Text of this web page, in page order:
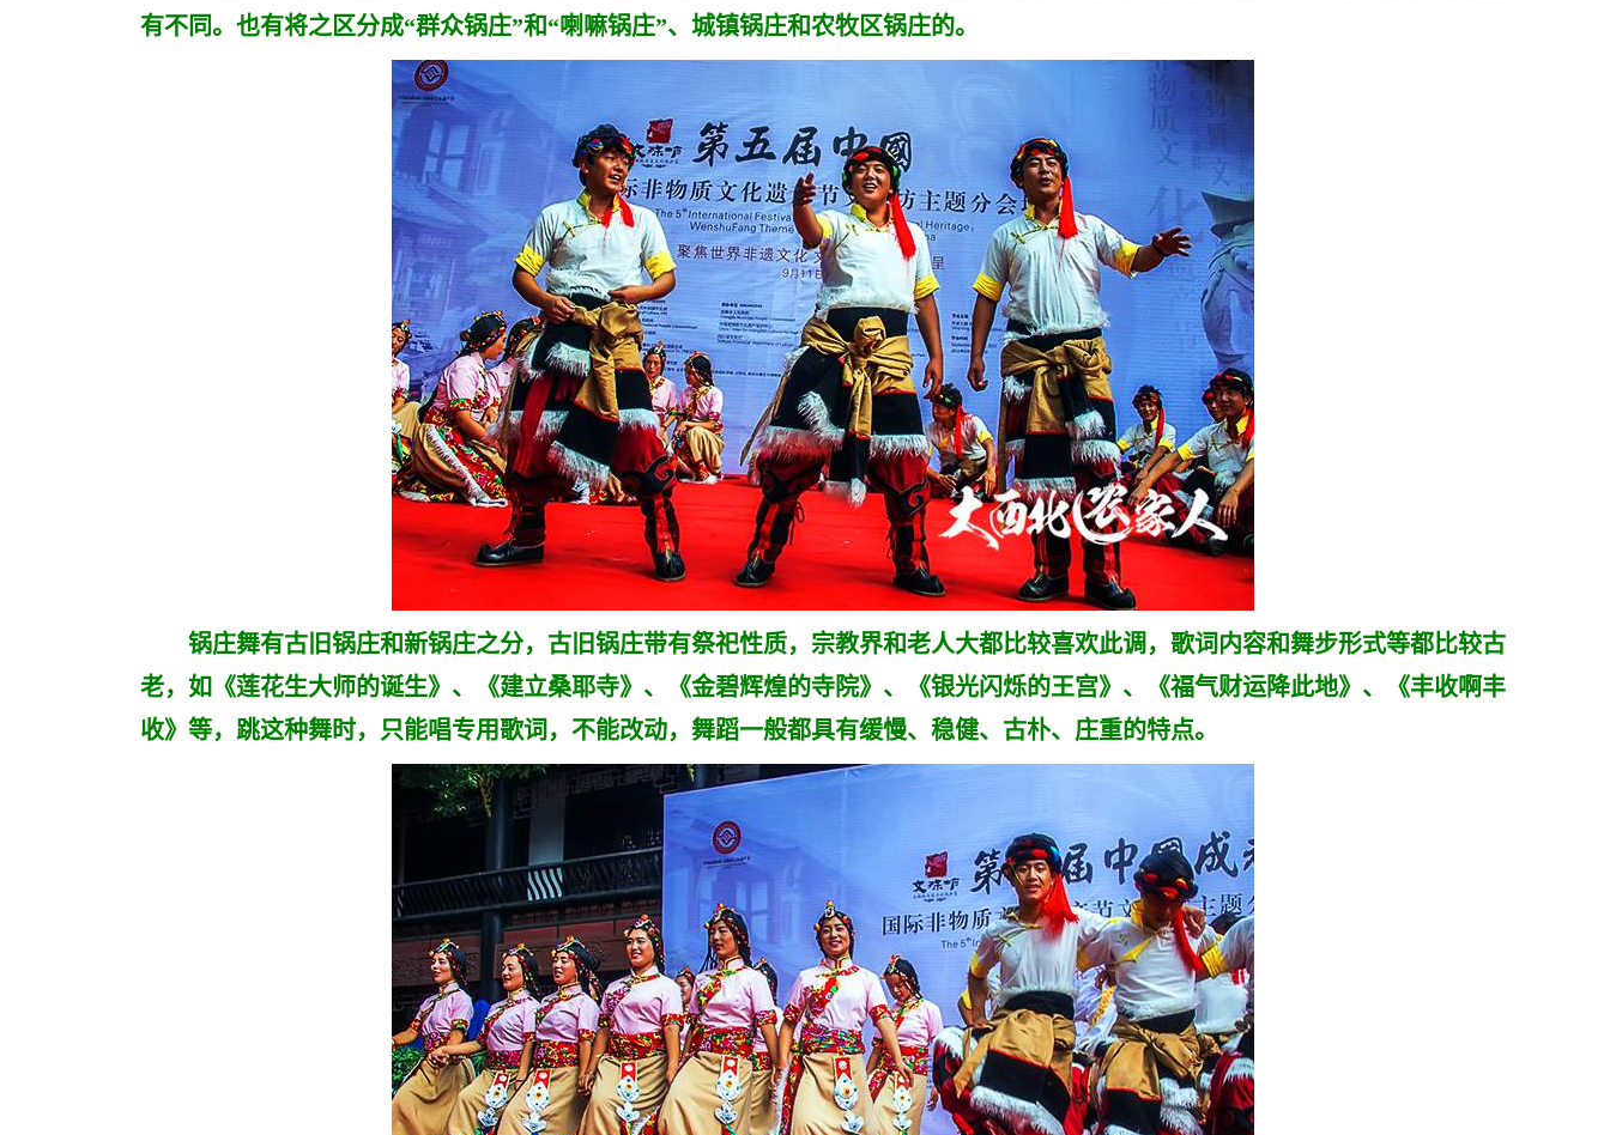
有不同。也有将之区分成“群众锅庄”和“喇嘛锅庄”、城镇锅庄和农牧区锅庄的。
锅庄舞有古旧锅庄和新锅庄之分，古旧锅庄带有祭祀性质，宗教界和老人大都比较喜欢此调，歌词内容和舞步形式等都比较古
老，如《莲花生大师的诞生》、《建立桑耶寺》、《金碧辉煌的寺院》、《银光闪烁的王宫》、《福气财运降此地》、《丰收啊丰
收》等，跳这种舞时，只能唱专用歌词，不能改动，舞蹈一般都具有缓慢、稳健、古朴、庄重的特点。